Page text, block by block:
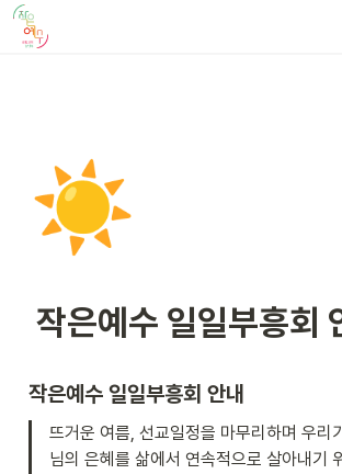
☀️
작은예수 일일부흥회
작은예수 일일부흥회 안내
뜨거운 여름, 선교일정을 마무리하며 우리
님의 은혜를 삶에서 연속적으로 살아내기